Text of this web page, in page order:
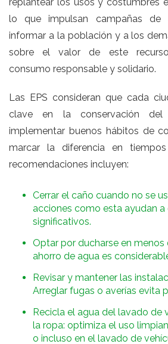
lo que impulsan campañas de
informar a la población y a los
sobre el valor de este
consumo responsable y solidario.
Las EPS consideran que cada
clave en la conservación del
implementar buenos hábitos de
marcar la diferencia en
recomendaciones incluyen:
Cerrar el caño cuando no se
acciones como esta ayudan a
significativos.
Optar por ducharse en menos
ahorro de agua es
Revisar y mantener las
Arreglar fugas o averías evita
Recicla el agua del lavado de
la ropa: optimiza el uso
o incluso en el lavado de